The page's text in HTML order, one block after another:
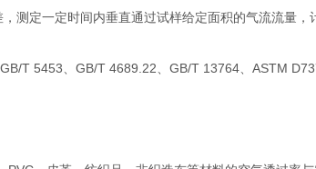
定一定时间内垂直通过试样给定面积的气流流量，
T 5453、GB/T 4689.22、GB/T 13764、ASTM